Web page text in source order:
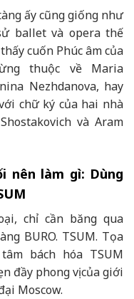
ấy cũng giống như
ballet và opera thế
cuốn Phúc âm của
thuộc về Maria
Nezhdanova, hay
chữ ký của hai nhà
và Aram
nên làm gì: Dùng
chỉ cần băng qua
BURO. TSUM. Tọa
bách hóa TSUM
đầy phong vị của giới
Moscow.